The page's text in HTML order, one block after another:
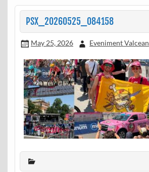
PSX_20260525_084158
May 25, 2026 Eveniment Valcean